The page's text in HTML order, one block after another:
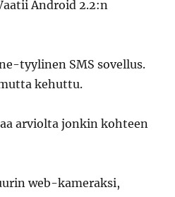
Android 2.2:n
tyylinen SMS sovellus.
kehuttu.
arviolta jonkin kohteen
web-kameraksi,